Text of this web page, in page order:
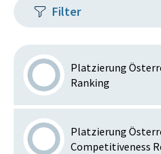
Filter
Platzierung
Ranking
Platzierung
Competitiveness